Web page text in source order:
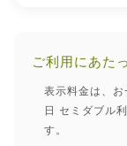
ご利用にあた
表示料金は、
日 セミダブル
す。